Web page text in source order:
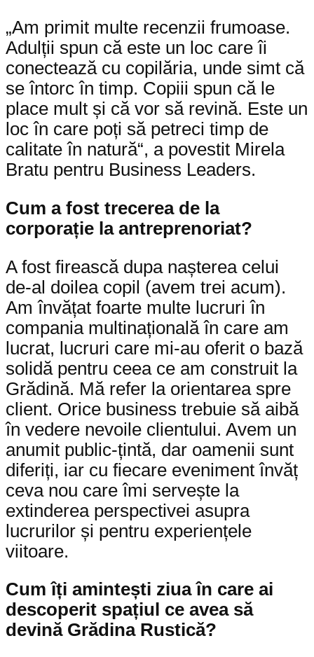
„Am primit multe recenzii frumoase.
Adulții spun că este un loc care îi
conectează cu copilăria, unde simt că
se întorc în timp. Copiii spun că le
place mult și că vor să revină. Este un
loc în care poți să petreci timp de
calitate în natură“, a povestit Mirela
Bratu pentru Business Leaders.
Cum a fost trecerea de la
corporație la antreprenoriat?
A fost firească dupa nașterea celui
de-al doilea copil (avem trei acum).
Am învățat foarte multe lucruri în
compania multinațională în care am
lucrat, lucruri care mi-au oferit o bază
solidă pentru ceea ce am construit la
Grădină. Mă refer la orientarea spre
client. Orice business trebuie să aibă
în vedere nevoile clientului. Avem un
anumit public-țintă, dar oamenii sunt
diferiți, iar cu fiecare eveniment învăț
ceva nou care îmi servește la
extinderea perspectivei asupra
lucrurilor și pentru experiențele
viitoare.
Cum îți amintești ziua în care ai
descoperit spațiul ce avea să
devină Grădina Rustică?